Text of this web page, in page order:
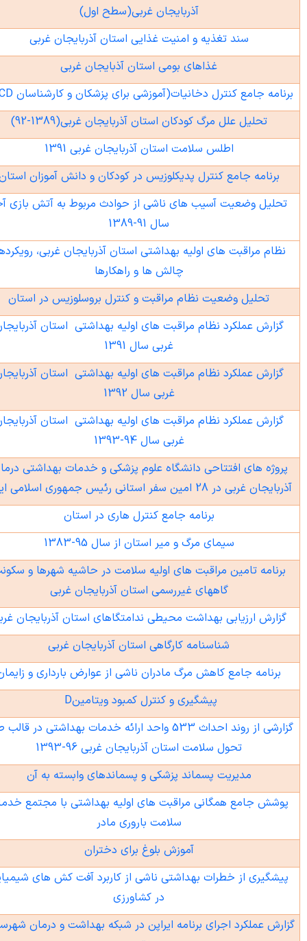
و مبارزه با بیماریهای غیرواگیر
روانی،اجتماعی و اعتیاد
تغذیه جامعه
دهان و دندان
آذربایجان غربی(سطح اول)
سند تغذیه و امنیت غذایی استان آذربایجان غربی
غذاهای بومی استان آذبایجان غربی
(باCDآموزشی برای پزشکان و کارشناسان)جامع کنترل دخانیات
(92-1389) تحلیل علل مرگ کودکان استان آذربایجان غربی
اطلس سلامت استان آذربایجان غربی 1391
برنامه جامع کنترل پدیکلوزیس در کودکان و دانش آموزان استان
وضعیت آسیب های ناشی از حوادث مربوط به آتش بازی آخر
مراقبت های اولیه بهداشتی استان آذربایجان غربی، رویکردها،
چالش ها و راهکارها
تحلیل وضعیت نظام مراقبت و کنترل بروسلوزیس در استان
گزارش عملکرد نظام مراقبت های اولیه بهداشتی استان آذربایجان
غربی سال 1391
گزارش عملکرد نظام مراقبت های اولیه بهداشتی استان آذربایجان
غربی سال 1392
گزارش عملکرد نظام مراقبت های اولیه بهداشتی استان آذربایجان
غربی سال 94-1393
های افتتاحی دانشگاه علوم پزشکی و خدمات بهداشتی درمانی
غربی در 28 امین سفر استانی رئیس جمهوری اسلامی ایران
برنامه جامع کنترل هاری در استان
سیمای مرگ و میر استان از سال 95-1383
تامین مراقبت های اولیه سلامت در حاشیه شهرها و سکونت
گاههای غیررسمی استان آذربایجان غربی
ارزیابی بهداشت محیطی ندامتگاهای استان آذربایجان غربی
شناسنامه کارگاهی استان آذربایجان غربی
برنامه جامع کاهش مرگ مادران ناشی از عوارض بارداری و زایمان
Dپیشگیری و کنترل کمبود ویتامین
گزارشی از روند احداث 533 واحد ارائه خدمات بهداشتی در قالب طرح
تحول سلامت استان آذربایجان غربی 96-1393
مدیریت پسماند پزشکی و پسماندهای وابسته به آن
جامع همگانی مراقبت های اولیه بهداشتی با مجتمع خدمات
سلامت باروری مادر
آموزش بلوغ برای دختران
از خطرات بهداشتی ناشی از کاربرد آفت کش های شیمیایی
در کشاورزی
عملکرد اجرای برنامه ایراپن در شبکه بهداشت و درمان شهرستان